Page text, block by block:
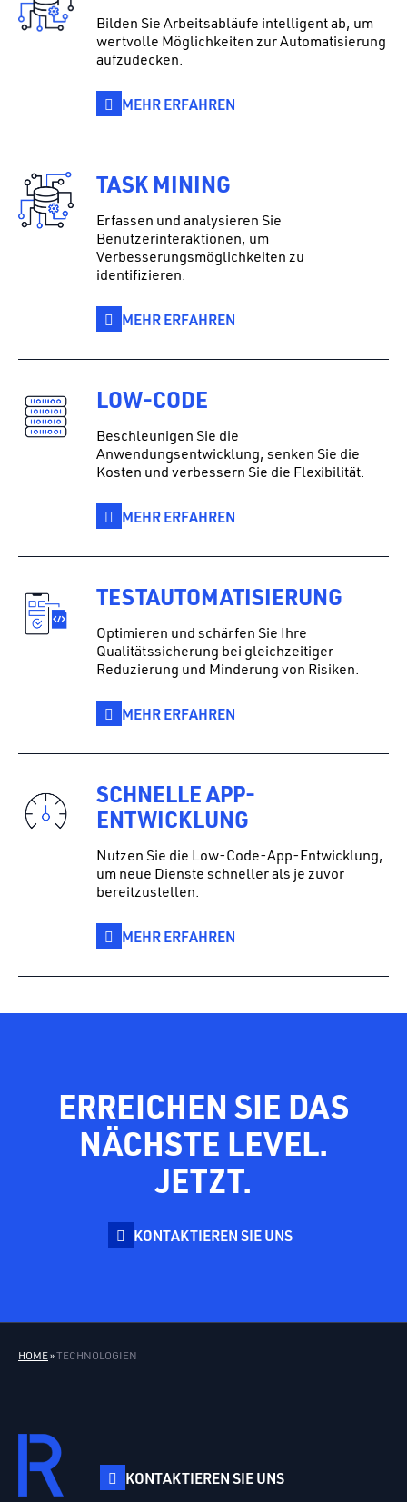
Bilden Sie Arbeitsabläufe intelligent ab, um
wertvolle Möglichkeiten zur Automatisierung
aufzudecken.
MEHR ERFAHREN
TASK MINING
Erfassen und analysieren Sie
Benutzerinteraktionen, um
Verbesserungsmöglichkeiten zu
identifizieren.
MEHR ERFAHREN
LOW-CODE
Beschleunigen Sie die
Anwendungsentwicklung, senken Sie die
Kosten und verbessern Sie die Flexibilität.
MEHR ERFAHREN
TESTAUTOMATISIERUNG
Optimieren und schärfen Sie Ihre
Qualitätssicherung bei gleichzeitiger
Reduzierung und Minderung von Risiken.
MEHR ERFAHREN
SCHNELLE APP-
ENTWICKLUNG
Nutzen Sie die Low-Code-App-Entwicklung,
um neue Dienste schneller als je zuvor
bereitzustellen.
MEHR ERFAHREN
ERREICHEN SIE DAS
NÄCHSTE LEVEL.
JETZT.
KONTAKTIEREN SIE UNS
HOME»TECHNOLOGIEN
KONTAKTIEREN SIE UNS